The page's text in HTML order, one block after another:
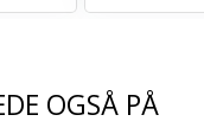
OGSÅ PÅ